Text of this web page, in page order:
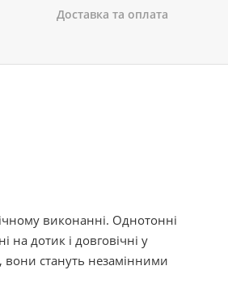
Доставка та оплата
виконанні. Однотонні
дотик і довговічні у
вони стануть незамінними